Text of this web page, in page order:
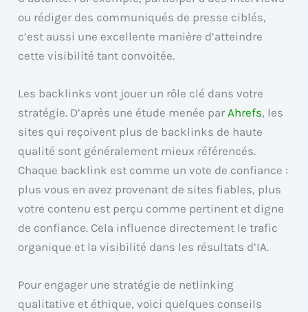
ou rédiger des communiqués de presse ciblés,
c’est aussi une excellente manière d’atteindre
cette visibilité tant convoitée.
Les backlinks vont jouer un rôle clé dans votre
stratégie. D’après une étude menée parAhrefs, les
sites qui reçoivent plus de backlinks de haute
qualité sont généralement mieux référencés.
Chaque backlink est comme un vote de confiance :
plus vous en avez provenant de sites fiables, plus
votre contenu est perçu comme pertinent et digne
de confiance. Cela influence directement le trafic
organique et la visibilité dans les résultats d’IA.
Pour engager une stratégie de netlinking
qualitative et éthique, voici quelques conseils